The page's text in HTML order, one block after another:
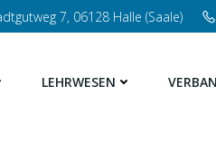
7, 06128 Halle (Saale)
LEHRWESEN